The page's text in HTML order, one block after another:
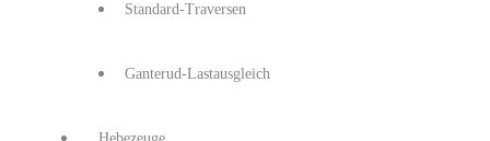
Standard-Traversen
Ganterud-Lastausgleich